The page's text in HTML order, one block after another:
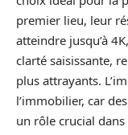
premier lieu, leur
atteindre jusqu’à
clarté saisissante,
plus attrayants.
l’immobilier, car
un rôle crucial